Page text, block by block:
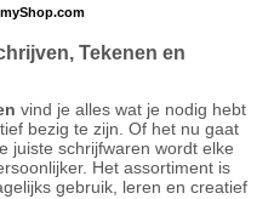
myShop.com
Tekenen en
vind je alles wat je nodig hebt
bezig te zijn. Of het nu gaat
juiste schrijfwaren wordt elke
Het assortiment is
gebruik, leren en creatief